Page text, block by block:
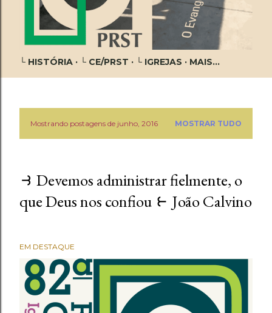
└ HISTÓRIA └ CE/PRST └ IGREJAS MAIS…
P
s
t
g
e
n
Mostrando postagens de junho, 2016 MOSTRAR TUDO
⥽ Devemos administrar fielmente, o
que Deus nos confiou ⥼ João Calvino
EM DESTAQUE